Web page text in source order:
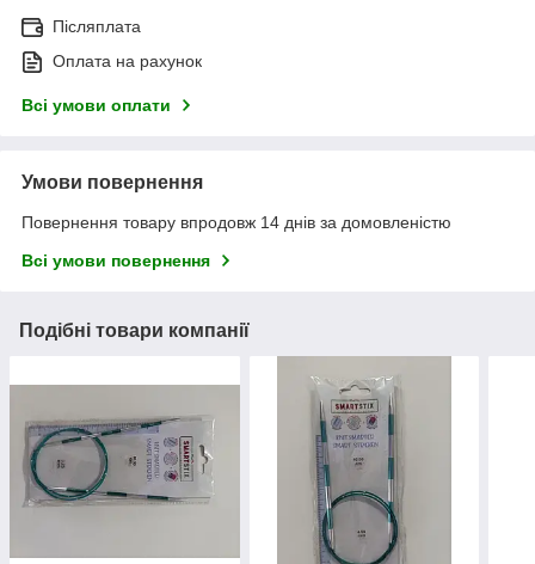
Післяплата
Оплата на рахунок
Всі умови оплати
Умови повернення
Повернення товару впродовж 14 днів за домовленістю
Всі умови повернення
Подібні товари компанії